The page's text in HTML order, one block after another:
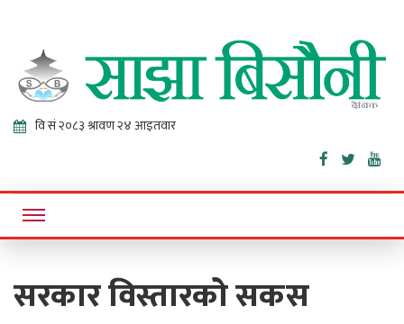
Sajha
Bisaunee
Online News Portal
सरकार विस्तारको सकस